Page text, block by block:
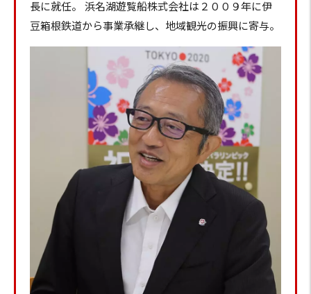
長に就任。 浜名湖遊覧船株式会社は２００９年に伊
豆箱根鉄道から事業承継し、地域観光の振興に寄与。